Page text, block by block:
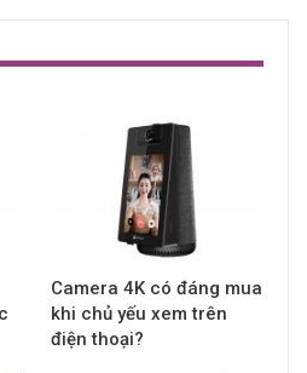
Camera 4K có đáng mua
khi chủ yếu xem trên
điện thoại?